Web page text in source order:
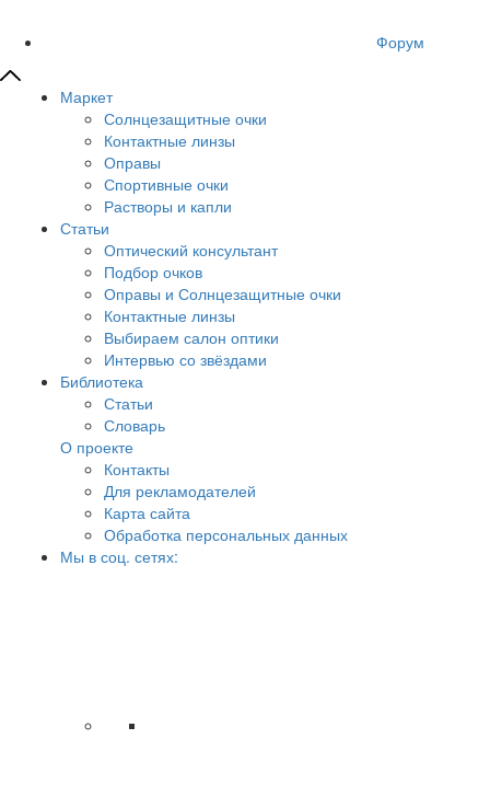
Форум
Маркет
Солнцезащитные очки
Контактные линзы
Оправы
Спортивные очки
Растворы и капли
Статьи
Оптический консультант
Подбор очков
Оправы и Солнцезащитные очки
Контактные линзы
Выбираем салон оптики
Интервью со звёздами
Библиотека
Статьи
Словарь
О проекте
Контакты
Для рекламодателей
Карта сайта
Обработка персональных данных
Мы в соц. сетях: